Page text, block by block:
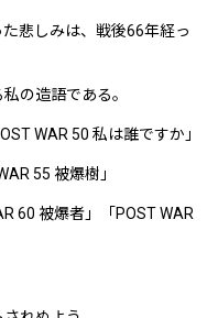
悲しみは、戦後66年経っ
の造語である。
WAR 50 私は誰ですか」
55 被爆樹」
60 被爆者」「POST WAR